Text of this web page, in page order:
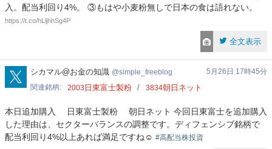
入。配当利回り4%。 ③もはや小麦粉無しで日本の食は語れない。
https://t.co/hLljhhSg4P
全文表示
simple_freeblog
シカマル@お金の知識 simple_freeblog
5月26日 17時45分
関連銘柄
2003 日東富士製粉 3834朝日ネット
本日追加購入 日東富士製粉 朝日ネット 今回日東富士を追加購入
した理由は、セクターバランスの調整です。ディフェンシブ銘柄で
配当利回り4%以上あれば満足ですね☺️ #高配当株投資